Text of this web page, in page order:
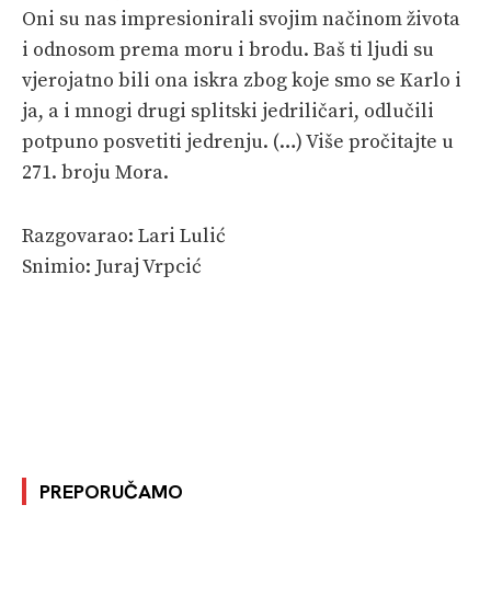
Oni su nas impresionirali svojim načinom života
i odnosom prema moru i brodu. Baš ti ljudi su
vjerojatno bili ona iskra zbog koje smo se Karlo i
ja, a i mnogi drugi splitski jedriličari, odlučili
potpuno posvetiti jedrenju. (…) Više pročitajte u
271. broju Mora.
Razgovarao: Lari Lulić
Snimio: Juraj Vrpcić
PREPORUČAMO